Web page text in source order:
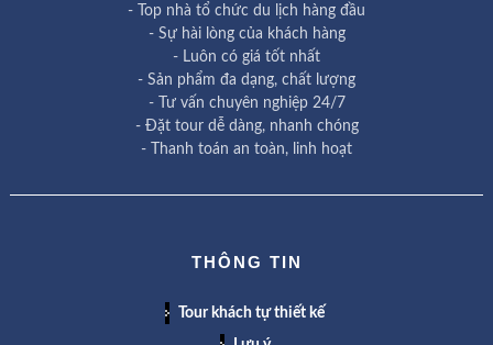
- Top nhà tổ chức du lịch hàng đầu
- Sự hài lòng của khách hàng
- Luôn có giá tốt nhất
- Sản phẩm đa dạng, chất lượng
- Tư vấn chuyên nghiệp 24/7
- Đặt tour dễ dàng, nhanh chóng
- Thanh toán an toàn, linh hoạt
THÔNG TIN
Tour khách tự thiết kế